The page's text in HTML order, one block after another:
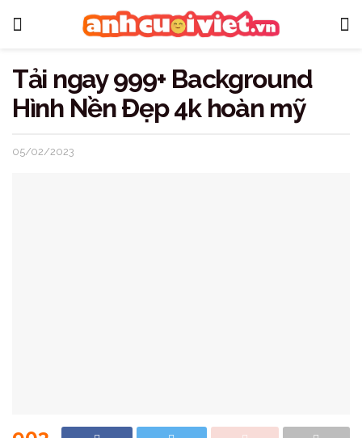
Tải ngay 999+ Background
Hình Nền Đẹp 4k hoàn mỹ
05/02/2023